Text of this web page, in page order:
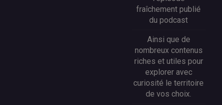
fraîchement publié
du podcast
Ainsi que de
nombreux contenus
riches et utiles pour
explorer avec
curiosité le territoire
de vos choix.